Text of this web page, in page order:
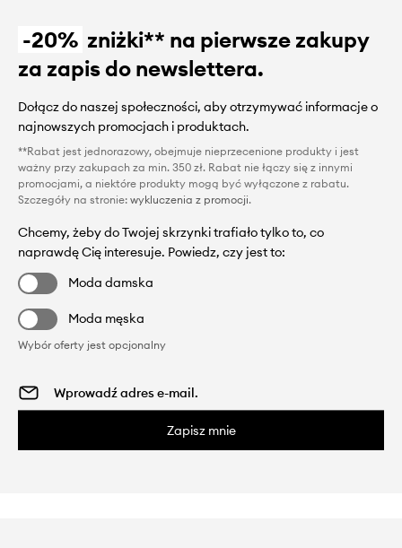
-20% zniżki** na pierwsze zakupy
za zapis do newslettera.
Dołącz do naszej społeczności, aby otrzymywać informacje o
najnowszych promocjach i produktach.
**Rabat jest jednorazowy, obejmuje nieprzecenione produkty i jest
ważny przy zakupach za min. 350 zł. Rabat nie łączy się z innymi
promocjami, a niektóre produkty mogą być wyłączone z rabatu.
Szczegóły na stronie: wykluczenia z promocji.
Chcemy, żeby do Twojej skrzynki trafiało tylko to, co
naprawdę Cię interesuje. Powiedz, czy jest to:
Moda damska
Moda męska
Wybór oferty jest opcjonalny
Zapisz mnie